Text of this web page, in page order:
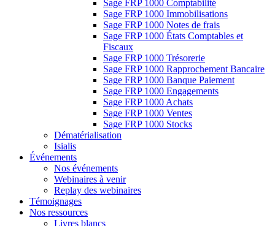
Sage FRP 1000 Comptabilité
Sage FRP 1000 Immobilisations
Sage FRP 1000 Notes de frais
Sage FRP 1000 États Comptables et
Fiscaux
Sage FRP 1000 Trésorerie
Sage FRP 1000 Rapprochement Bancaire
Sage FRP 1000 Banque Paiement
Sage FRP 1000 Engagements
Sage FRP 1000 Achats
Sage FRP 1000 Ventes
Sage FRP 1000 Stocks
Dématérialisation
Isialis
Événements
Nos événements
Webinaires à venir
Replay des webinaires
Témoignages
Nos ressources
Livres blancs